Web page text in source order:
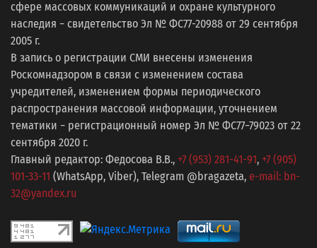
сфере массовых коммуникаций и охране культурного
наследия − свидетельство Эл № ФС77-20988 от 29 сентября
2005 г.
В запись о регистрации СМИ внесены изменения
Роскомнадзором в связи с изменением состава
учредителей, изменением формы периодического
распространения массовой информации, уточнением
тематики − регистрационный номер Эл № ФС77−79023 от 22
сентября 2020 г.
Главный редактор: Федосова В.В., +7 (953) 281-41-91, +7 (905)
101-33-11 (WhatsApp, Viber), Telegram @bragazeta, e-mail: bn-
32@yandex.ru